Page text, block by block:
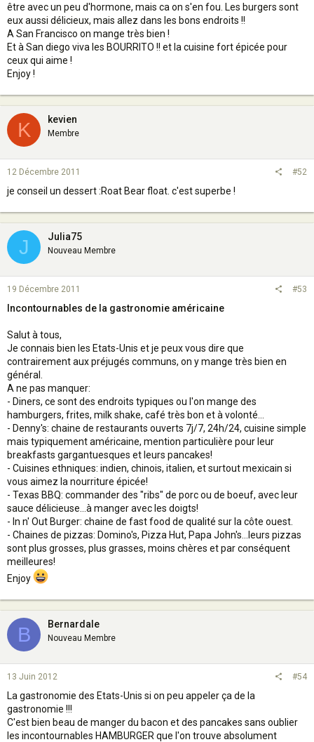
être avec un peu d'hormone, mais ca on s'en fou. Les burgers sont
eux aussi délicieux, mais allez dans les bons endroits !!
A San Francisco on mange très bien !
Et à San diego viva les BOURRITO !! et la cuisine fort épicée pour
ceux qui aime !
Enjoy !
K kevien
Membre
12 Décembre 2011 #52
je conseil un dessert :Roat Bear float. c'est superbe !
J Julia75
Nouveau Membre
19 Décembre 2011 #53
Incontournables de la gastronomie américaine
Salut à tous,
Je connais bien les Etats-Unis et je peux vous dire que
contrairement aux préjugés communs, on y mange très bien en
général.
A ne pas manquer:
- Diners, ce sont des endroits typiques ou l'on mange des
hamburgers, frites, milk shake, café très bon et à volonté...
- Denny's: chaine de restaurants ouverts 7j/7, 24h/24, cuisine simple
mais typiquement américaine, mention particulière pour leur
breakfasts gargantuesques et leurs pancakes!
- Cuisines ethniques: indien, chinois, italien, et surtout mexicain si
vous aimez la nourriture épicée!
- Texas BBQ: commander des "ribs" de porc ou de boeuf, avec leur
sauce délicieuse...à manger avec les doigts!
- In n' Out Burger: chaine de fast food de qualité sur la côte ouest.
- Chaines de pizzas: Domino's, Pizza Hut, Papa John's...leurs pizzas
sont plus grosses, plus grasses, moins chères et par conséquent
meilleures!
Enjoy
B Bernardale
Nouveau Membre
13 Juin 2012 #54
La gastronomie des Etats-Unis si on peu appeler ça de la
gastronomie !!!
C'est bien beau de manger du bacon et des pancakes sans oublier
les incontournables HAMBURGER que l'on trouve absolument